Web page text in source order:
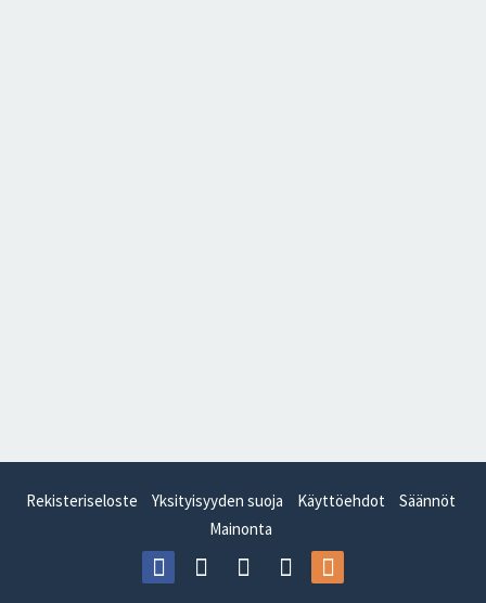
Rekisteriseloste Yksityisyyden suoja Käyttöehdot
Säännöt
Mainonta